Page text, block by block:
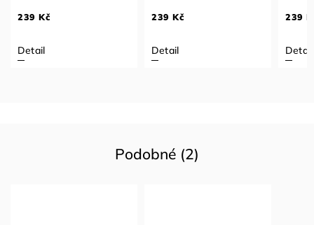
239 Kč
Detail
239 Kč
Detail
239
Detail
Podobné (2)